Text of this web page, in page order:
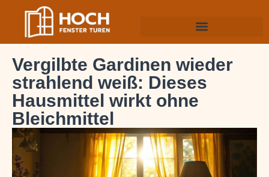
Vergilbte Gardinen wieder
strahlend weiß: Dieses
Hausmittel wirkt ohne
Bleichmittel